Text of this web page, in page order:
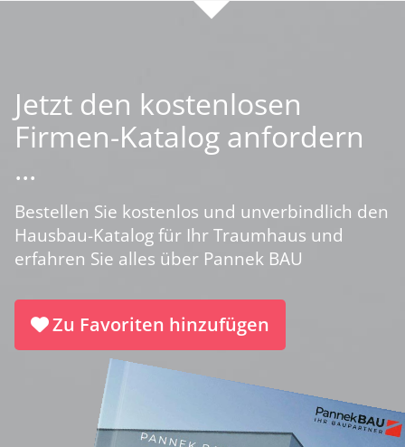
Jetzt den kostenlosen
Firmen-Katalog anfordern
...
Bestellen Sie kostenlos und unverbindlich den
Hausbau-Katalog für Ihr Traumhaus und
erfahren Sie alles über Pannek BAU
Zu Favoriten hinzufügen